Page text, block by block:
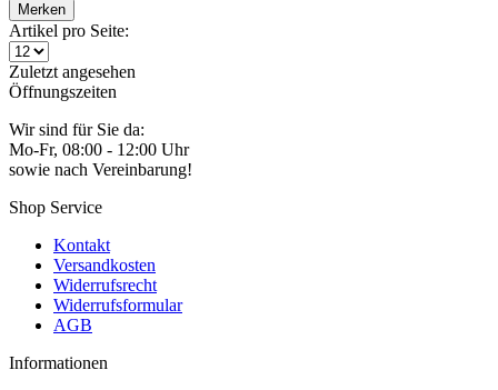
Merken
Artikel pro Seite:
Zuletzt angesehen
Öffnungszeiten
Wir sind für Sie da:
Mo-Fr, 08:00 - 12:00 Uhr
sowie nach Vereinbarung!
Shop Service
Kontakt
Versandkosten
Widerrufsrecht
Widerrufsformular
AGB
Informationen